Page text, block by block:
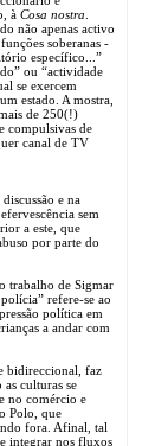
à Cosa nostra
não apenas activo
soberanas -
específico...”
ou “actividade
se exercem
estado. A mostra,
de 250(!)
compulsivas de
canal de TV
e na
sem
a este, que
por parte do
trabalho de Sigmar
refere-se ao
política em
a andar com
bidireccional, faz
culturas se
no comércio e
Polo, que
fora. Afinal, tal
integrar nos fluxos